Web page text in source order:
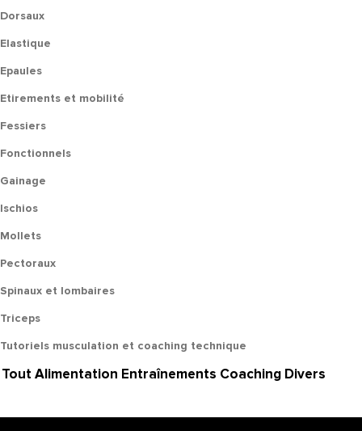
Dorsaux
Elastique
Epaules
Etirements et mobilité
Fessiers
Fonctionnels
Gainage
Ischios
Mollets
Pectoraux
Spinaux et lombaires
Triceps
Tutoriels musculation et coaching technique
ToutAlimentation Entraînements Coaching Divers